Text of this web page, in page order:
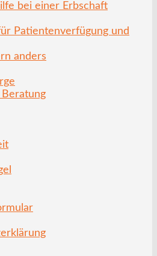
bei einer Erbschaft
Patientenverfügung und
anders